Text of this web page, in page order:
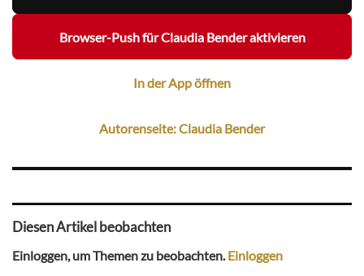
Browser-Push für Claudia Bender aktivieren
In der App öffnen
Autorenseite: Claudia Bender
Diesen Artikel beobachten
Einloggen, um Themen zu beobachten.Einloggen